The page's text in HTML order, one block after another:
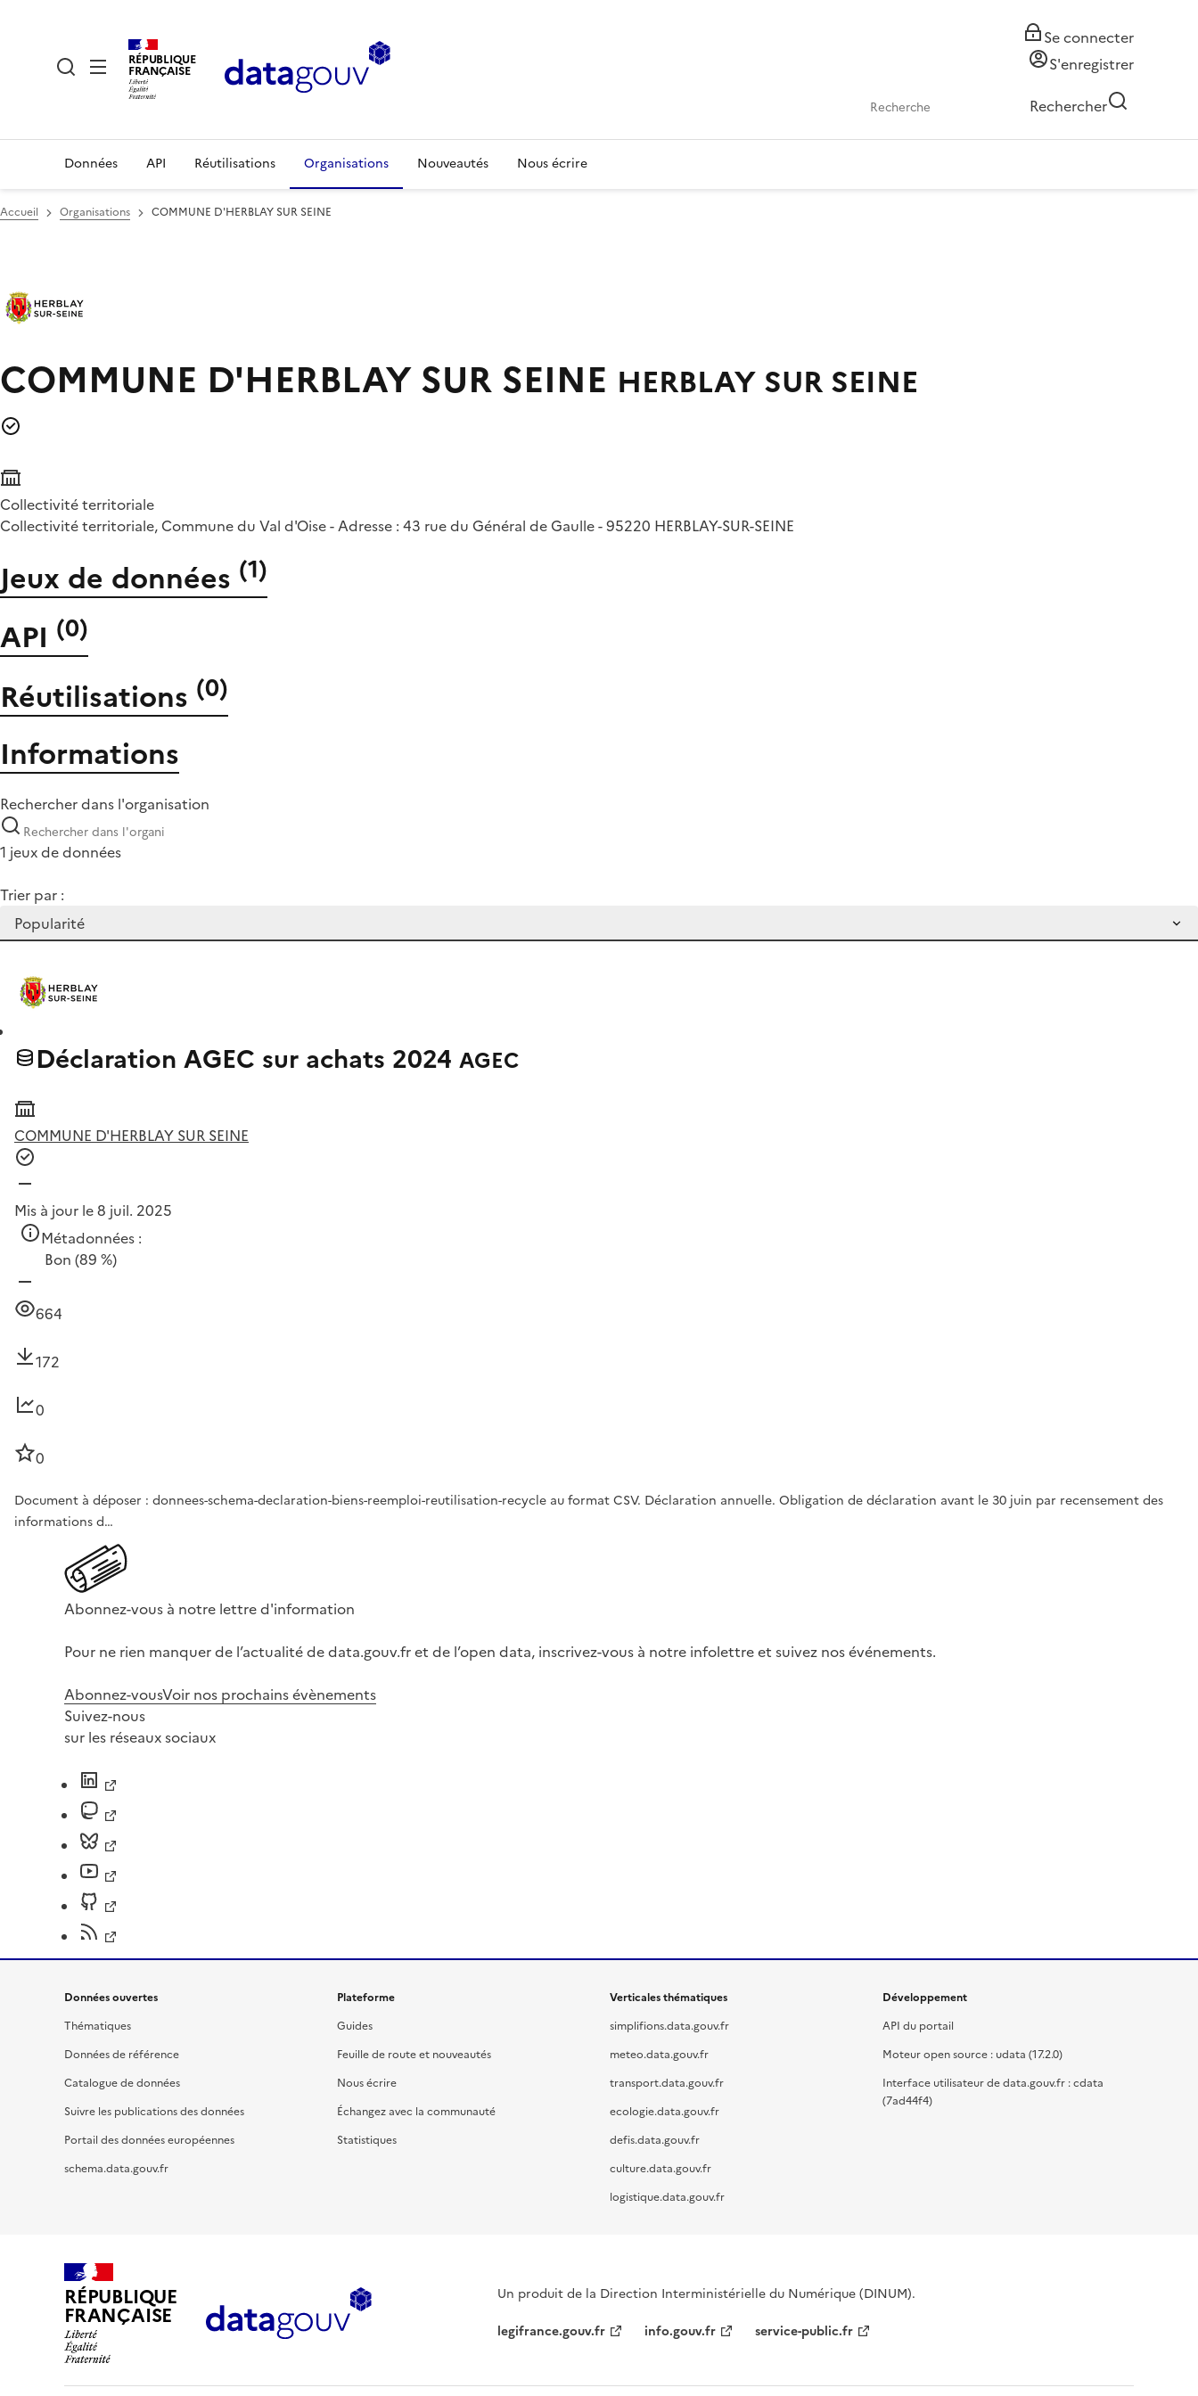
RÉPUBLIQUE
FRANÇAISE
Se connecter
S'enregistrer
Rechercher
Données API Réutilisations Organisations Nouveautés Nous écrire
Accueil Organisations COMMUNE D'HERBLAY SUR SEINE
COMMUNE D'HERBLAY SUR SEINE HERBLAY SUR SEINE
Collectivité territoriale
Collectivité territoriale, Commune du Val d'Oise - Adresse : 43 rue du Général de Gaulle - 95220 HERBLAY-SUR-SEINE
Jeux de données (1)
API (0)
Réutilisations (0)
Informations
Rechercher dans l'organisation
1 jeux de données
Trier par :
Déclaration AGEC sur achats 2024 AGEC
COMMUNE D'HERBLAY SUR SEINE
Mis à jour le 8 juil. 2025
Métadonnées :
Bon (89 %)
664
172
0
0
Document à déposer : donnees-schema-declaration-biens-reemploi-reutilisation-recycle au format CSV. Déclaration annuelle. Obligation de déclaration avant le 30 juin par recensement des
informations d…
Abonnez-vous à notre lettre d'information
Pour ne rien manquer de l’actualité de data.gouv.fr et de l’open data, inscrivez-vous à notre infolettre et suivez nos événements.
Abonnez-vousVoir nos prochains évènements
Suivez-nous
sur les réseaux sociaux
Données ouvertes
Thématiques
Données de référence
Catalogue de données
Suivre les publications des données
Portail des données européennes
schema.data.gouv.fr
Plateforme
Guides
Feuille de route et nouveautés
Nous écrire
Échangez avec la communauté
Statistiques
Verticales thématiques
simplifions.data.gouv.fr
meteo.data.gouv.fr
transport.data.gouv.fr
ecologie.data.gouv.fr
defis.data.gouv.fr
culture.data.gouv.fr
logistique.data.gouv.fr
Développement
API du portail
Moteur open source : udata (17.2.0)
Interface utilisateur de data.gouv.fr : cdata
(7ad44f4)
RÉPUBLIQUE
FRANÇAISE
Un produit de la Direction Interministérielle du Numérique (DINUM).
legifrance.gouv.fr
info.gouv.fr service-public.fr